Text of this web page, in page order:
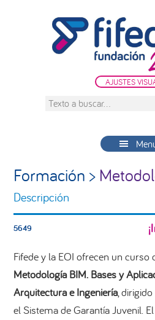
AJUSTES
Texto
Formación >
Descripción
5649
Fifede y la EOI ofrecen un curso
Metodología BIM. Bases y
Arquitectura e Ingeniería,
el Sistema de Garantía Juvenil.